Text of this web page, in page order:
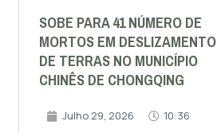
SOBE PARA 41 NÚMERO DE
MORTOS EM DESLIZAMENTO
DE TERRAS NO MUNICÍPIO
CHINÊS DE CHONGQING
Julho 29, 2026 10:36